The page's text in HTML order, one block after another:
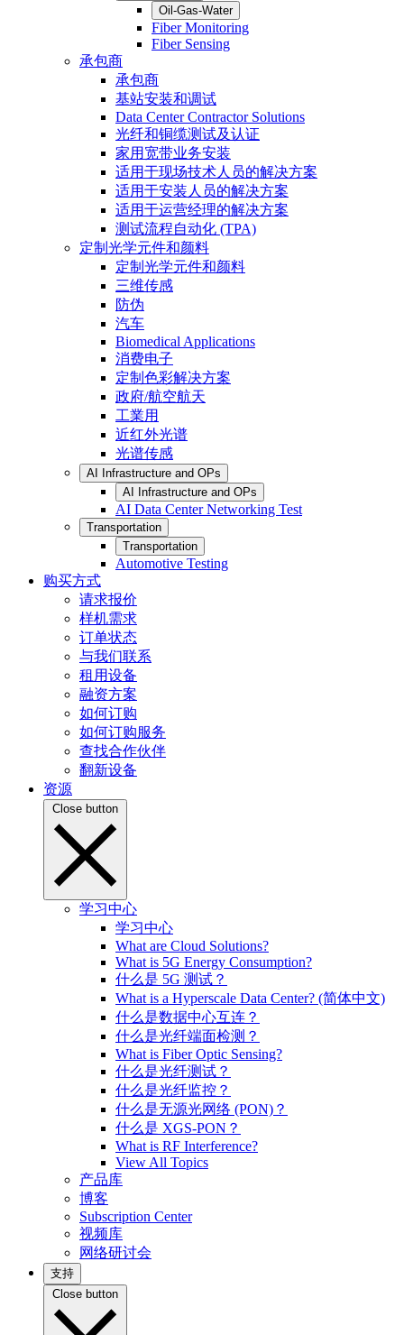
Oil-Gas-Water
Fiber Monitoring
Fiber Sensing
承包商
承包商
基站安装和调试
Data Center Contractor Solutions
光纤和铜缆测试及认证
家用宽带业务安装
适用于现场技术人员的解决方案
适用于安装人员的解决方案
适用于运营经理的解决方案
测试流程自动化 (TPA)
定制光学元件和颜料
定制光学元件和颜料
三维传感
防伪
汽车
Biomedical Applications
消费电子
定制色彩解决方案
政府/航空航天
工業用
近红外光谱
光谱传感
AI Infrastructure and OPs
AI Infrastructure and OPs
AI Data Center Networking Test
Transportation
Transportation
Automotive Testing
购买方式
请求报价
样机需求
订单状态
与我们联系
租用设备
融资方案
如何订购
如何订购服务
查找合作伙伴
翻新设备
资源
Close button
学习中心
学习中心
What are Cloud Solutions?
What is 5G Energy Consumption?
什么是 5G 测试？
What is a Hyperscale Data Center? (简体中文)
什么是数据中心互连？
什么是光纤端面检测？
What is Fiber Optic Sensing?
什么是光纤测试？
什么是光纤监控？
什么是无源光网络 (PON)？
什么是 XGS-PON？
What is RF Interference?
View All Topics
产品库
博客
Subscription Center
视频库
网络研讨会
支持
Close button